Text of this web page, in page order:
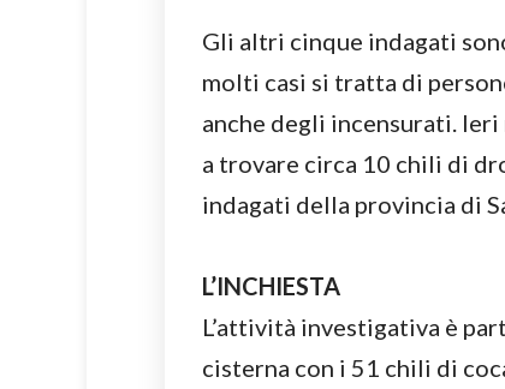
Gli altri cinque indagati
molti casi si tratta di
anche degli incensurati.
a trovare circa 10 chili di
indagati della provincia di
L’INCHIESTA
L’attività investigativa è
cisterna con i 51 chili di